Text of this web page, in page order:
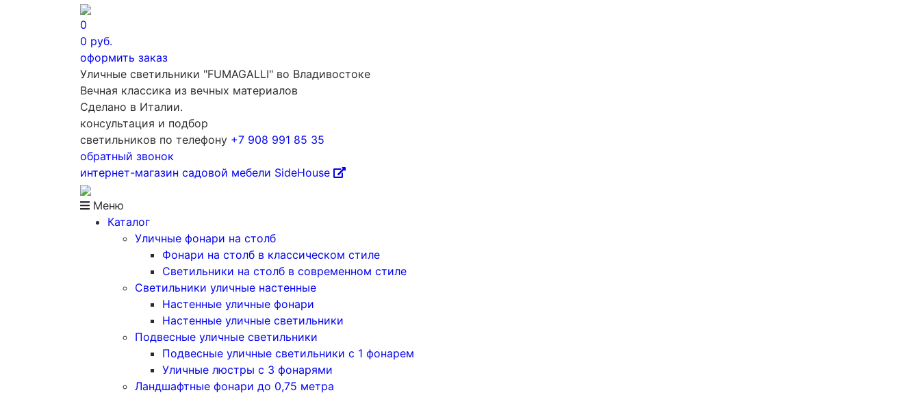
0
0 руб.
оформить заказ
Уличные светильники "FUMAGALLI" во Владивостоке
Вечная классика из вечных материалов
Сделано в Италии.
консультация и подбор
светильников по телефону +7 908 991 85 35
обратный звонок
интернет-магазин садовой мебели SideHouse
Меню
Каталог
Уличные фонари на столб
Фонари на столб в классическом стиле
Светильники на столб в современном стиле
Светильники уличные настенные
Настенные уличные фонари
Настенные уличные светильники
Подвесные уличные светильники
Подвесные уличные светильники с 1 фонарем
Уличные люстры с 3 фонарями
Ландшафтные фонари до 0,75 метра